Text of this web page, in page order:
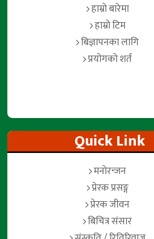
हाम्रो बारेमा
हाम्रो टिम
बिज्ञापनका लागि
प्रयोगको शर्त
Quick Link
मनोरन्जन
प्रेरक प्रसङ्ग
प्रेरक जीवन
बिचित्र संसार